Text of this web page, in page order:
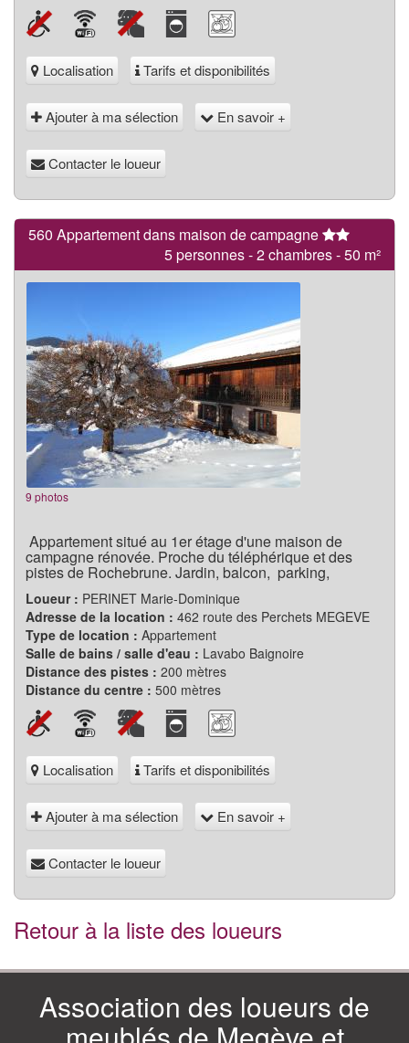
Localisation Tarifs et disponibilités
Ajouter à ma sélection En savoir +
Contacter le loueur
560 Appartement dans maison de campagne
5 personnes - 2 chambres - 50 m²
9 photos
Appartement situé au 1er étage d'une maison de
campagne rénovée. Proche du téléphérique et des
pistes de Rochebrune. Jardin, balcon, parking,
Loueur : PERINET Marie-Dominique
Adresse de la location : 462 route des Perchets MEGEVE
Type de location : Appartement
Salle de bains / salle d'eau : Lavabo Baignoire
Distance des pistes : 200 mètres
Distance du centre : 500 mètres
Localisation Tarifs et disponibilités
Ajouter à ma sélection En savoir +
Contacter le loueur
Retour à la liste des loueurs
Association des loueurs de